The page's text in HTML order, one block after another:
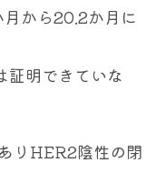
から20.2か月に
証明できていな
りHER2陰性の閉